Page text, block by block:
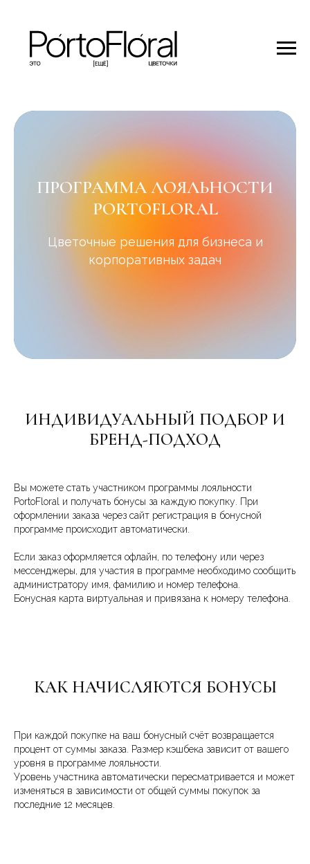
ПРОГРАММА ЛОЯЛЬНОСТИ
PORTOFLORAL
Цветочные решения для бизнеса и
корпоративных задач
ИНДИВИДУАЛЬНЫЙ ПОДБОР И
БРЕНД-ПОДХОД
Вы можете стать участником программы лояльности
PortoFloral и получать бонусы за каждую покупку. При
оформлении заказа через сайт регистрация в бонусной
программе происходит автоматически.
Если заказ оформляется офлайн, по телефону или через
мессенджеры, для участия в программе необходимо сообщить
администратору имя, фамилию и номер телефона.
Бонусная карта виртуальная и привязана к номеру телефона.
КАК НАЧИСЛЯЮТСЯ БОНУСЫ
При каждой покупке на ваш бонусный счёт возвращается
процент от суммы заказа. Размер кэшбека зависит от вашего
уровня в программе лояльности.
Уровень участника автоматически пересматривается и может
изменяться в зависимости от общей суммы покупок за
последние 12 месяцев.